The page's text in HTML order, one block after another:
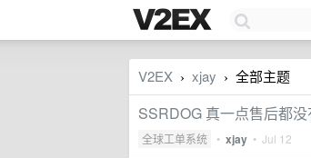
V2EX › xjay › 全部主题
SSRDOG 真一点售后都没
全球工单系统 • xjay • Jul 12